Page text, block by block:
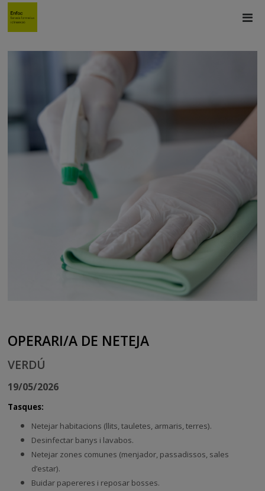
OPERARI/A DE NETEJA
VERDÚ
19/05/2026
Tasques:
Netejar habitacions (llits, tauletes, armaris, terres).
Desinfectar banys i lavabos.
Netejar zones comunes (menjador, passadissos, sales
d’estar).
Buidar papereres i reposar bosses.